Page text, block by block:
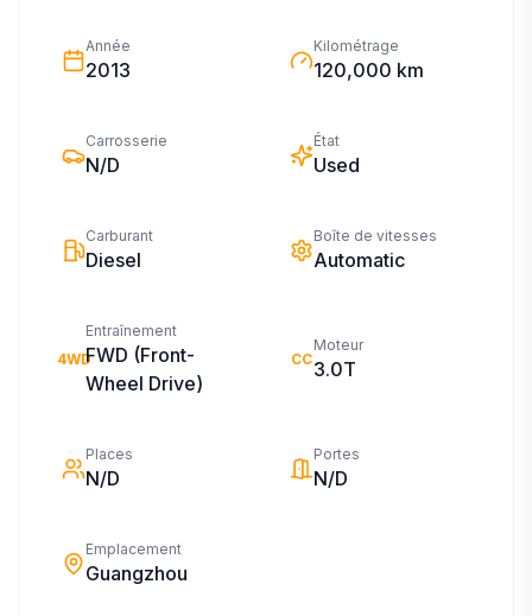
Année
2013
Kilométrage
120,000 km
Carrosserie
N/D
État
Used
Carburant
Diesel
Boîte de vitesses
Automatic
4WD
Entraînement
FWD (Front-
Wheel Drive)
CC
Moteur
3.0T
Places
N/D
Portes
N/D
Emplacement
Guangzhou